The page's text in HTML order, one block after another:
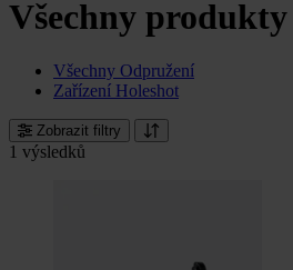
Všechny produkty
Všechny Odpružení
Zařízení Holeshot
Zobrazit filtry
1 výsledků